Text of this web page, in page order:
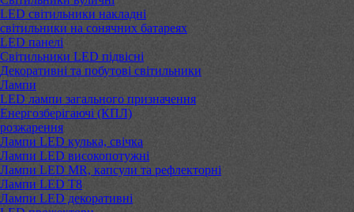
LED світильники накладні
світильники на сонячних батареях
LED панелі
Світильники LED підвісні
Декоративні та побутові світильники
Лампи
LED лампи загального призначення
Енергозберігаючі (КПЛ)
розжарення
Лампи LED кулька, свічка
Лампи LED високопотужні
Лампи LED MR, капсули та рефлекторні
Лампи LED Т8
Лампи LED декоративні